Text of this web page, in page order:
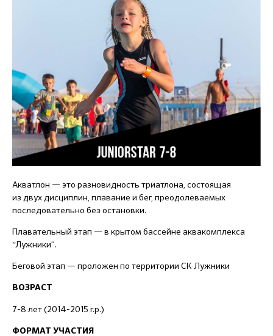
Акватлон — это разновидность триатлона, состоящая
из двух дисциплин, плавание и бег, преодолеваемых
последовательно без остановки.
Плавательный этап — в крытом бассейне аквакомплекса
“Лужники”.
Беговой этап — проложен по территории СК Лужники
ВОЗРАСТ
7-8 лет (2014-2015 г.р.)
ФОРМАТ УЧАСТИЯ